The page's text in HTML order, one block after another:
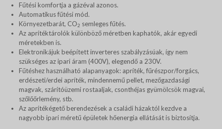
Fűtési komfortja a gázéval azonos.
Automatikus fűtési mód.
Környezetbarát, CO2 semleges fűtés.
Az aprítéktárolók különböző méretben kaphatók, akár egyedi
méretekben is.
Elektronikájuk beépített inverteres szabályzásúak, így nem
szükséges az ipari áram (400V), elegendő a 230V.
Fűtéshez használható alapanyagok: apríték, fűrészpor/forgács,
erdészeti/erdei apríték, mindennemű pellet, mezőgazdasági
magvak, szárítóüzemi rostaaljak, csonthéjas gyümölcsök magvai,
szőlőőrlemény, stb.
Az aprítékégető berendezések a családi házaktól kezdve a
nagyobb ipari méretű épületek hőenergia ellátását is biztosítja.